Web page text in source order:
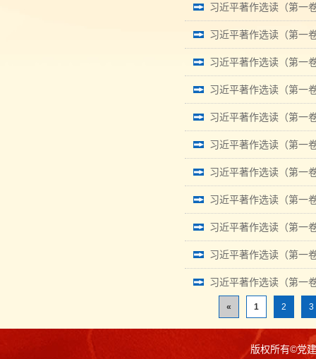
习近平著作选读（第一
习近平著作选读（第一
习近平著作选读（第一
习近平著作选读（第一
习近平著作选读（第一
习近平著作选读（第一
习近平著作选读（第一
习近平著作选读（第一
习近平著作选读（第一
习近平著作选读（第一
习近平著作选读（第一
« 1 2 3
版权所有©党